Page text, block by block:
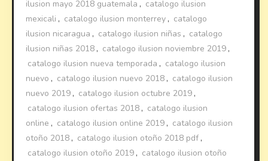
ilusion mayo 2018 guatemala , catalogo ilusion
mexicali , catalogo ilusion monterrey , catalogo
ilusion nicaragua , catalogo ilusion niñas , catalogo
ilusion niñas 2018 , catalogo ilusion noviembre 2019 ,
catalogo ilusion nueva temporada , catalogo ilusion
nuevo , catalogo ilusion nuevo 2018 , catalogo ilusion
nuevo 2019 , catalogo ilusion octubre 2019 ,
catalogo ilusion ofertas 2018 , catalogo ilusion
online , catalogo ilusion online 2019 , catalogo ilusion
otoño 2018 , catalogo ilusion otoño 2018 pdf ,
catalogo ilusion otoño 2019 , catalogo ilusion otoño